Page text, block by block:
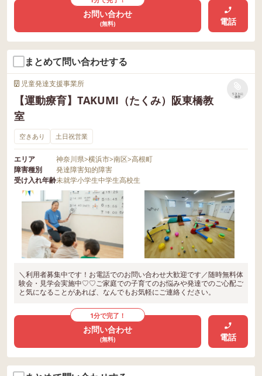
お問い合わせ
(無料) 電話
まとめて問い合わせする
児童発達支援事業所
【運動療育】TAKUMI（たくみ）阪東橋教
室
リストに
保存
空きあり 土日祝営業
エリア 神奈川県>横浜市>南区>高根町
障害種別
発達障害知的障害
受け入れ年齢未就学小学生中学生高校生
＼利用者募集中です！お電話でのお問い合わせ大歓迎です／随時無料体
験会・見学会実施中♡♡ご家庭での子育てのお悩みや発達でのご心配ご
と気になることがあれば、なんでもお気軽にご連絡ください。
1分で完了！
お問い合わせ
(無料) 電話